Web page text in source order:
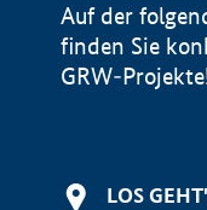
Auf der
finden Sie
GRW-
LOS